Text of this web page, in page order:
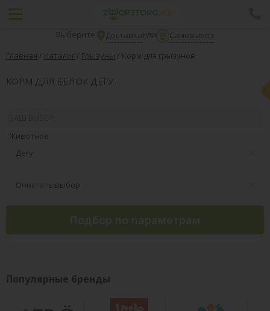
Выберите: Доставкаили
Самовывоз
Главная / Каталог / Грызуны / Корм для грызунов
КОРМ ДЛЯ БЕЛОК ДЕГУ
Животное
Дегу
Очистить выбор
Подбор по параметрам
Популярные бренды